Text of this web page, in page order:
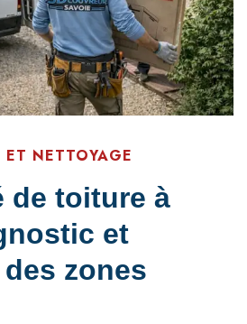
NETTOYAGE
de toiture à
et
zones